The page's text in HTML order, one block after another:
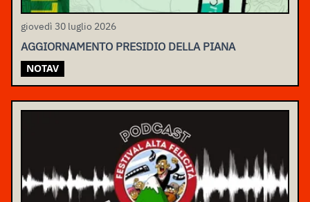
giovedì 30 luglio 2026
AGGIORNAMENTO PRESIDIO DELLA PIANA
NOTAV